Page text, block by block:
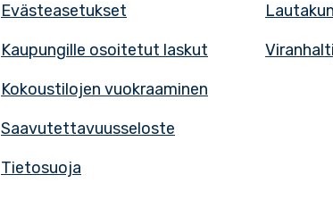
Evästeasetukset
Kaupungille osoitetut laskut
Kokoustilojen vuokraaminen
Saavutettavuusseloste
Tietosuoja